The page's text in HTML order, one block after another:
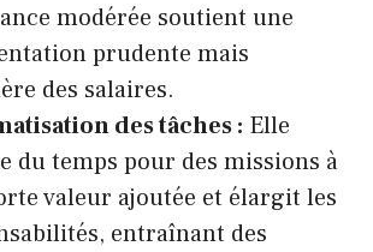
modérée soutient une
prudente mais
des salaires.
des tâches : Elle
du temps pour des missions à
valeur ajoutée et élargit les
entraînant des